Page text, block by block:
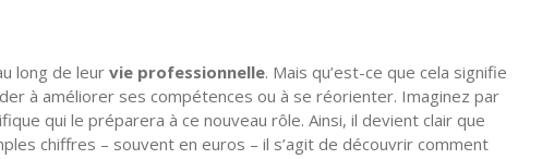
long de leur vie professionnelle. Mais qu’est-ce que cela signifie
à améliorer ses compétences ou à se réorienter. Imaginez par
qui le préparera à ce nouveau rôle. Ainsi, il devient clair que
chiffres – souvent en euros – il s’agit de découvrir comment